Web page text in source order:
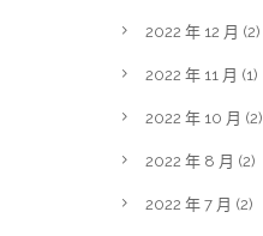
2022 年 12 月 (2)
2022 年 11 月 (1)
2022 年 10 月 (2)
2022 年 8 月 (2)
2022 年 7 月 (2)